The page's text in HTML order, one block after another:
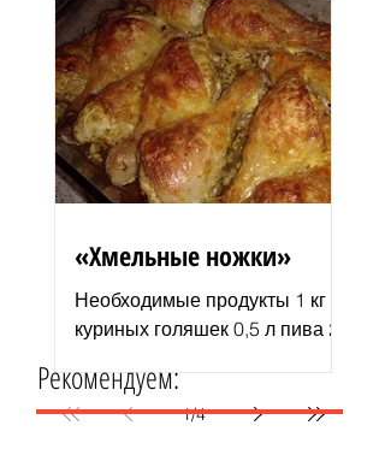
итальянских трав черный
молотый перец 2–3 ст. л.
растительного...
«Хмельные ножки»
Необходимые продукты 1 кг
куриных голяшек 0,5 л пива 2–
курицы соль и перец по вкусу
1 пачка изюма (200 г )...
1/4
Рекомендуем: